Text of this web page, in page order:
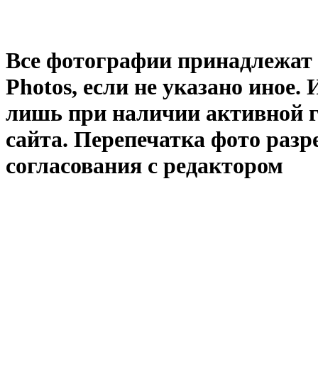
Все фотографии
Photos, если не указано иное.
лишь при наличии активной
сайта. Перепечатка фото
согласования с редактором